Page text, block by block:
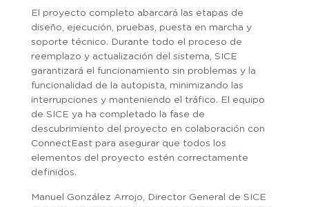
El proyecto completo abarcará las etapas de
diseño, ejecución, pruebas, puesta en marcha y
soporte técnico. Durante todo el proceso de
reemplazo y actualización del sistema, SICE
garantizará el funcionamiento sin problemas y la
funcionalidad de la autopista, minimizando las
interrupciones y manteniendo el tráfico. El equipo
de SICE ya ha completado la fase de
descubrimiento del proyecto en colaboración con
ConnectEast para asegurar que todos los
elementos del proyecto estén correctamente
definidos.
Manuel González Arrojo, Director General de SICE